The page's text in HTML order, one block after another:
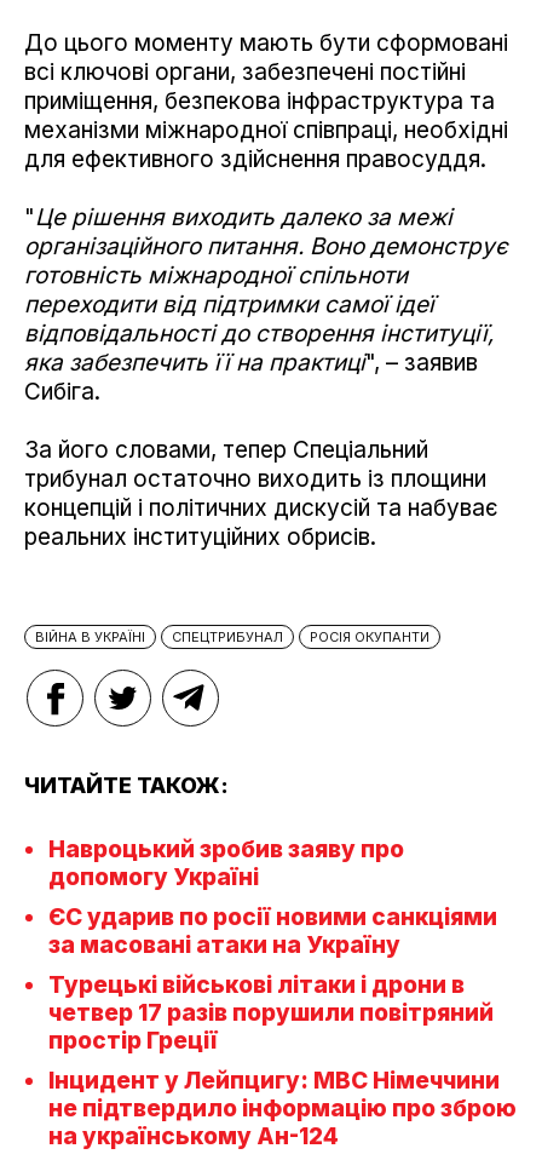
До цього моменту мають бути сформовані
всі ключові органи, забезпечені постійні
приміщення, безпекова інфраструктура та
механізми міжнародної співпраці, необхідні
для ефективного здійснення правосуддя.
"Це рішення виходить далеко за межі
організаційного питання. Воно демонструє
готовність міжнародної спільноти
переходити від підтримки самої ідеї
відповідальності до створення інституції,
яка забезпечить її на практиці", – заявив
Сибіга.
За його словами, тепер Спеціальний
трибунал остаточно виходить із площини
концепцій і політичних дискусій та набуває
реальних інституційних обрисів.
ВІЙНА В УКРАЇНІ СПЕЦТРИБУНАЛ РОСІЯ ОКУПАНТИ
ЧИТАЙТЕ ТАКОЖ:
Навроцький зробив заяву про
допомогу Україні
ЄС ударив по росії новими санкціями
за масовані атаки на Україну
Турецькі військові літаки і дрони в
четвер 17 разів порушили повітряний
простір Греції
Інцидент у Лейпцигу: МВС Німеччини
не підтвердило інформацію про зброю
на українському Ан-124